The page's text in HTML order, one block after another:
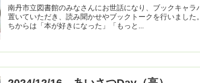
南丹市立図書館のみなさんにお世話になり、ブックキャ
置いていただき、読み聞かせやブックトークを行いまし
ちからは「本が好きになった」「もっと...